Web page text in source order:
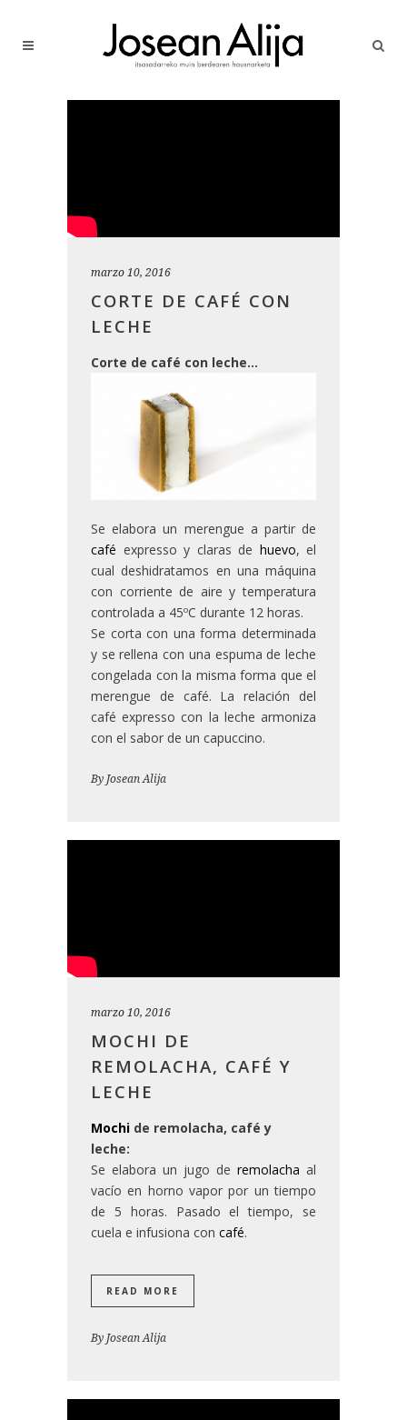
marzo 10, 2016
CORTE DE CAFÉ CON
LECHE
Corte de café con leche…
Se elabora un merengue a partir de
café expresso y claras de huevo, el
cual deshidratamos en una máquina
con corriente de aire y temperatura
controlada a 45ºC durante 12 horas.
Se corta con una forma determinada
y se rellena con una espuma de leche
congelada con la misma forma que el
merengue de café. La relación del
café expresso con la leche armoniza
con el sabor de un capuccino.
By Josean Alija
marzo 10, 2016
MOCHI DE
REMOLACHA, CAFÉ Y
LECHE
Mochi de remolacha, café y
leche:
Se elabora un jugo de remolacha al
vacío en horno vapor por un tiempo
de 5 horas. Pasado el tiempo, se
cuela e infusiona con café.
READ MORE
By Josean Alija